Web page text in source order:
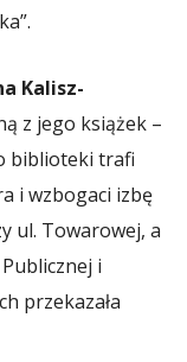
Kalisz-
z jego książek –
biblioteki trafi
i wzbogaci izbę
ul. Towarowej, a
i
przekazała